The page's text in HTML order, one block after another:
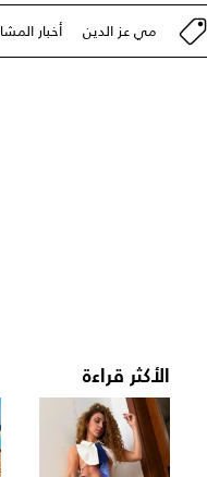
مي عز الدين أخبار
الأكثر قراءة